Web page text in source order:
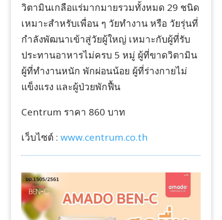
วิตามินเกลือแร่มากมายรวมทั้งหมด 29 ชนิด
เหมาะสำหรับเพื่อน ๆ วัยทำงาน หรือ วัยรุ่นที่
กำลังพัฒนาเข้าสู่วัยผู้ใหญ่ เหมาะกับผู้ที่รับ
ประทานอาหารไม่ครบ 5 หมู่ ผู้ที่ขาดวิตามิน
ผู้ที่ทำงานหนัก พักผ่อนน้อย ผู้ที่ร่างกายไม่
แข็งแรง และผู้ป่วยพักฟื้น
Centrum ราคา 860 บาท
เว็บไซต์ : www.centrum.co.th